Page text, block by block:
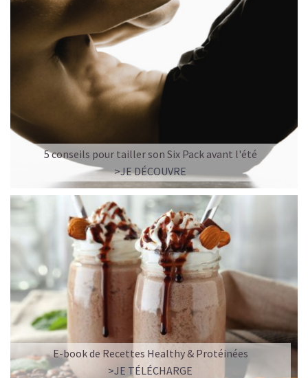
5 conseils pour tailler son Six Pack avant l'été
>JE DÉCOUVRE
E-book de Recettes Healthy & Protéinées
>JE TÉLÉCHARGE